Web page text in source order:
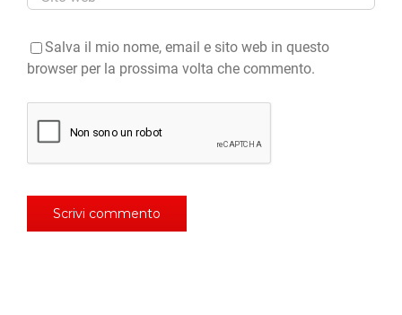
Salva il mio nome, email e sito web in questo
browser per la prossima volta che commento.